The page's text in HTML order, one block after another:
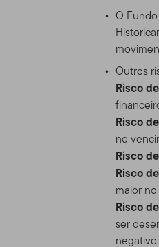
O
Outros
Risco
Risco
no
Risco
Risco
maior
Risco
ser